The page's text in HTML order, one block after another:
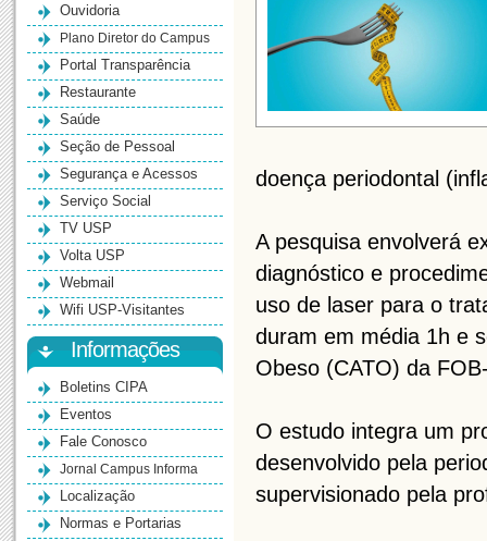
Ouvidoria
Plano Diretor do Campus
Portal Transparência
Restaurante
Saúde
Seção de Pessoal
Segurança e Acessos
Serviço Social
TV USP
Volta USP
Webmail
Wifi USP-Visitantes
Informações
Boletins CIPA
Eventos
Fale Conosco
Jornal Campus Informa
Localização
Normas e Portarias
doença periodontal
A pesquisa envolverá
diagnóstico e
uso de laser para o
duram em média 1h e
Obeso (CATO) da
O estudo integra um
desenvolvido pela
supervisionado pela